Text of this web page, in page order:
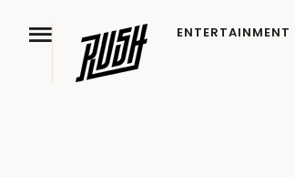
ENTERTAINMENT